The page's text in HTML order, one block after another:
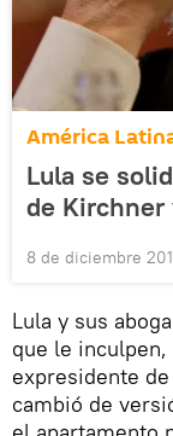
América
Lula se
de
8 de diciembre
Lula y sus
que le
expresidente
cambió de